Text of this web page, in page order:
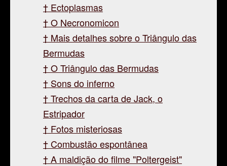
Ectoplasmas
O Necronomicon
Mais detalhes sobre o Triângulo das
Bermudas
O Triângulo das Bermudas
Sons do inferno
Trechos da carta de Jack, o
Estripador
Fotos misteriosas
Combustão espontânea
A maldição do filme "Poltergeist"